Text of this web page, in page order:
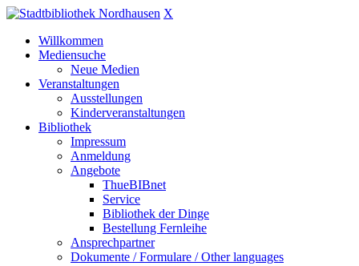
X
Willkommen
Mediensuche
Neue Medien
Veranstaltungen
Ausstellungen
Kinderveranstaltungen
Bibliothek
Impressum
Anmeldung
Angebote
ThueBIBnet
Service
Bibliothek der Dinge
Bestellung Fernleihe
Ansprechpartner
Dokumente / Formulare / Other languages